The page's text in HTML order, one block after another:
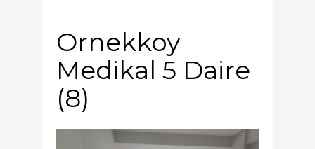
Ornekkoy
Medikal 5 Daire
(8)